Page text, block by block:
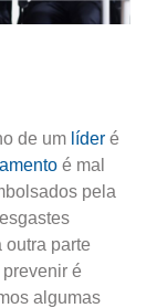
de um líder é
é mal
pela
parte
é
algumas